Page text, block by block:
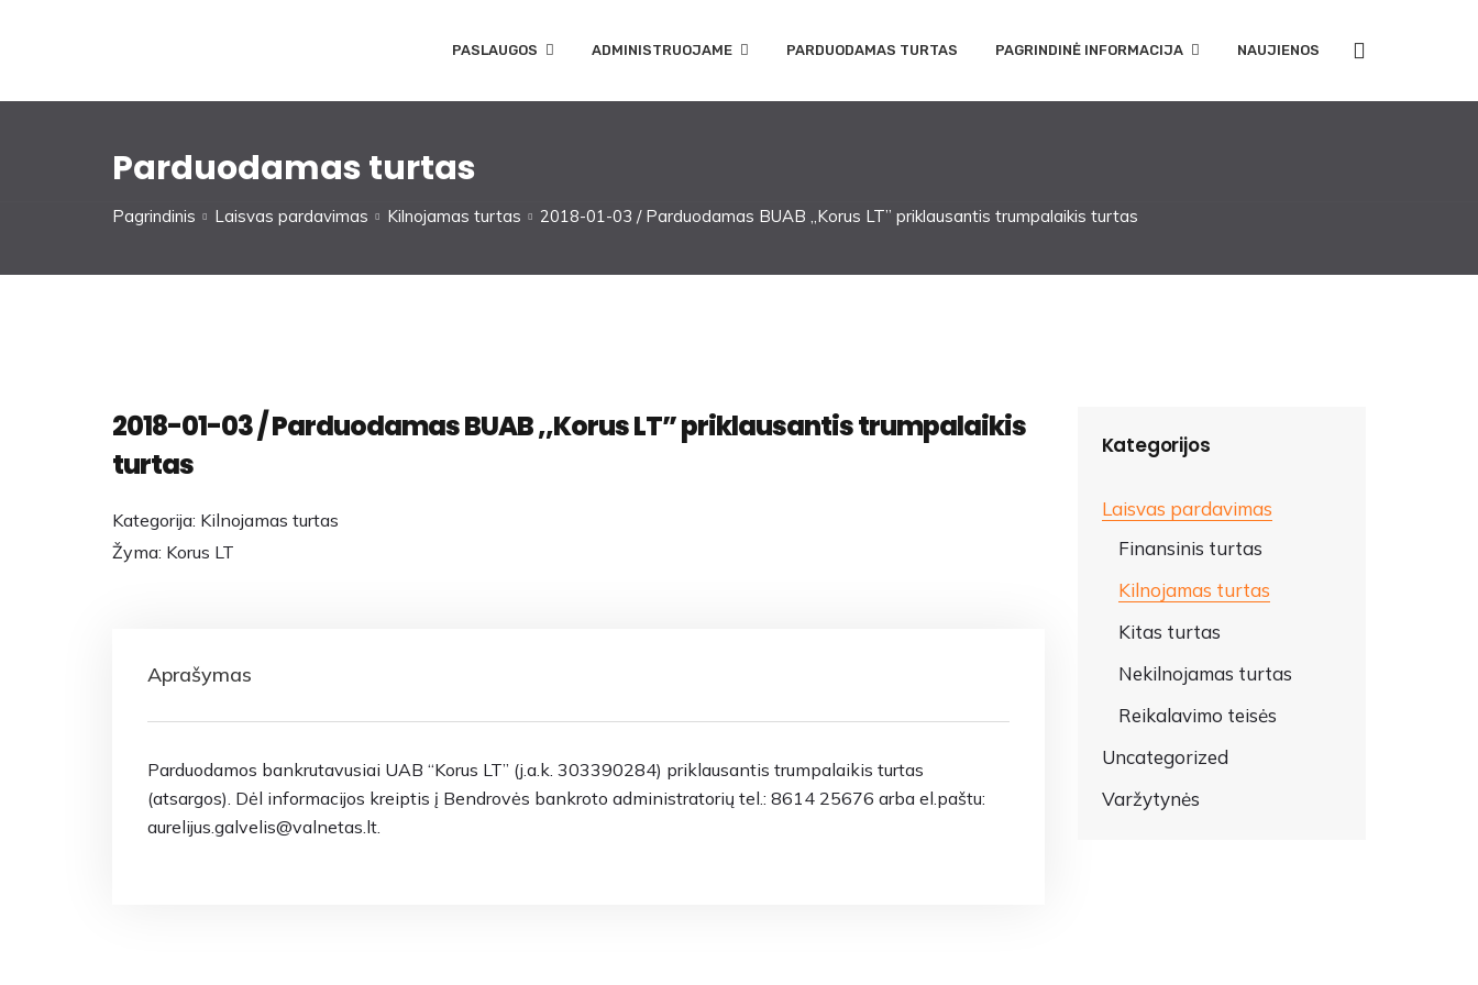
PASLAUGOS ADMINISTRUOJAME PARDUODAMAS TURTAS PAGRINDINĖ INFORMACIJA NAUJIENOS
Parduodamas turtas
Pagrindinis Laisvas pardavimas Kilnojamas turtas 2018-01-03 / Parduodamas BUAB ,,Korus LT” priklausantis trumpalaikis turtas
2018-01-03 / Parduodamas BUAB ,,Korus LT” priklausantis trumpalaikis
turtas
Kategorija: Kilnojamas turtas
Žyma: Korus LT
Aprašymas
Parduodamos bankrutavusiai UAB “Korus LT” (j.a.k. 303390284) priklausantis trumpalaikis turtas
(atsargos). Dėl informacijos kreiptis į Bendrovės bankroto administratorių tel.: 8614 25676 arba el.paštu:
aurelijus.galvelis@valnetas.lt.
Kategorijos
Laisvas pardavimas
Finansinis turtas
Kilnojamas turtas
Kitas turtas
Nekilnojamas turtas
Reikalavimo teisės
Uncategorized
Varžytynės